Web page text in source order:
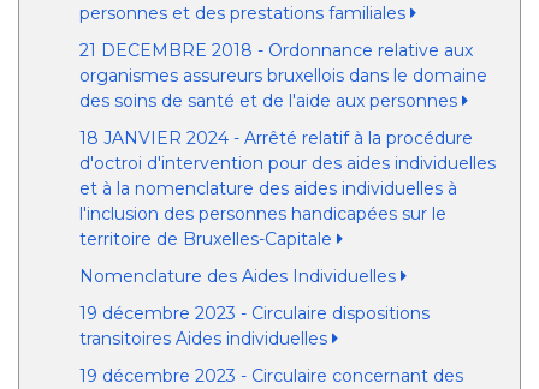
personnes et des prestations familiales
21 DECEMBRE 2018 - Ordonnance relative aux
organismes assureurs bruxellois dans le domaine
des soins de santé et de l'aide aux personnes
18 JANVIER 2024 - Arrêté relatif à la procédure
d'octroi d'intervention pour des aides individuelles
et à la nomenclature des aides individuelles à
l'inclusion des personnes handicapées sur le
territoire de Bruxelles-Capitale
Nomenclature des Aides Individuelles
19 décembre 2023 - Circulaire dispositions
transitoires Aides individuelles
19 décembre 2023 - Circulaire concernant des